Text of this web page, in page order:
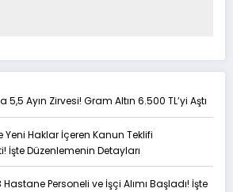
5,5 Ayın Zirvesi! Gram Altın 6.500 TL’yi Aştı
Yeni Haklar İçeren Kanun Teklifi
İşte Düzenlemenin Detayları
Hastane Personeli ve İşçi Alımı Başladı! İşte